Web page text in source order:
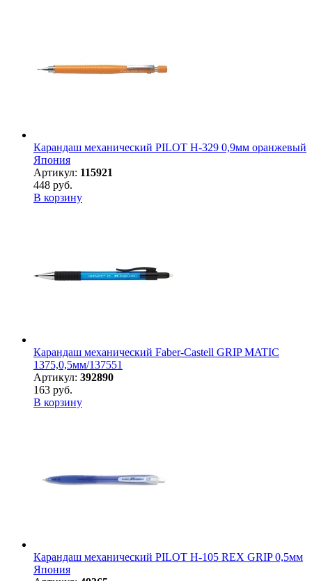
Карандаш механический PILOT H-329 0,9мм оранжевый
Япония
Артикул: 115921
448 руб.
В корзину
Карандаш механический Faber-Castell GRIP MATIC
1375,0,5мм/137551
Артикул: 392890
163 руб.
В корзину
Карандаш механический PILOT H-105 REX GRIP 0,5мм
Япония